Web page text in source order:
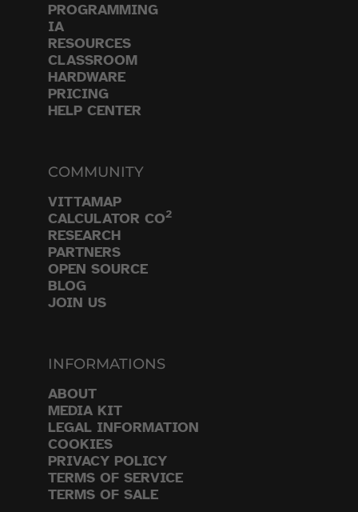
PROGRAMMING
IA
RESOURCES
CLASSROOM
HARDWARE
PRICING
HELP CENTER
COMMUNITY
VITTAMAP
CALCULATOR CO2
RESEARCH
PARTNERS
OPEN SOURCE
BLOG
JOIN US
INFORMATIONS
ABOUT
MEDIA KIT
LEGAL INFORMATION
COOKIES
PRIVACY POLICY
TERMS OF SERVICE
TERMS OF SALE